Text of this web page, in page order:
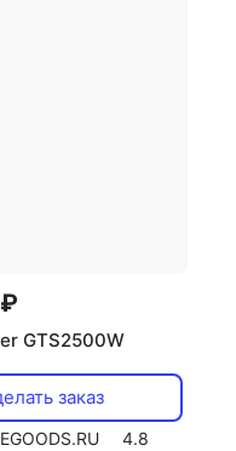
GTS2500W
заказ
4.8